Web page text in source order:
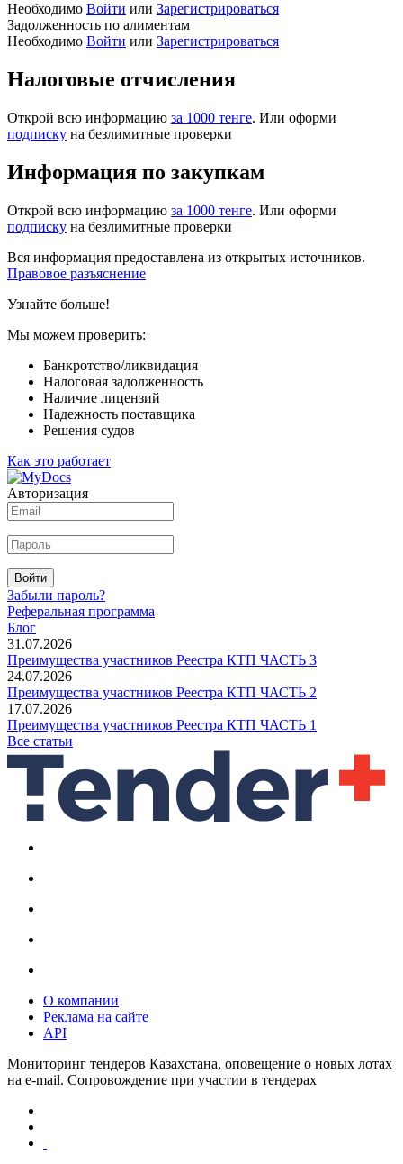
Необходимо Войти или Зарегистрироваться
Задолженность по алиментам
Необходимо Войти или Зарегистрироваться
Налоговые отчисления
Открой всю информацию за 1000 тенге. Или оформи
подписку на безлимитные проверки
Информация по закупкам
Открой всю информацию за 1000 тенге. Или оформи
подписку на безлимитные проверки
Вся информация предоставлена из открытых источников.
Правовое разъяснение
Узнайте больше!
Мы можем проверить:
Банкротство/ликвидация
Налоговая задолженность
Наличие лицензий
Надежность поставщика
Решения судов
Как это работает
Авторизация
Войти
Забыли пароль?
Реферальная программа
Блог
31.07.2026
Преимущества участников Реестра КТП ЧАСТЬ 3
24.07.2026
Преимущества участников Реестра КТП ЧАСТЬ 2
17.07.2026
Преимущества участников Реестра КТП ЧАСТЬ 1
Все статьи
О компании
Реклама на сайте
API
Мониторинг тендеров Казахстана, оповещение о новых лотах
на e-mail. Сопровождение при участии в тендерах